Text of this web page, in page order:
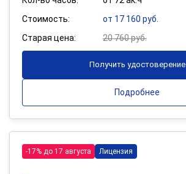
Стоимость:
от 17 160 руб.
Старая цена:
20 760 руб.
Получить удостоверение
Подробнее
-17% до 17 августа Лицензия